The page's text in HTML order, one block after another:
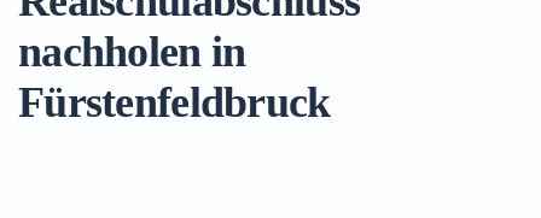
nachholen in
Fürstenfeldbruck